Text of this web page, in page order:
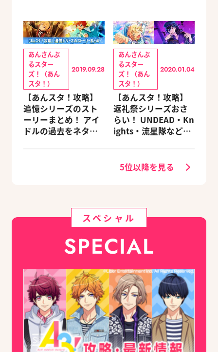
あんさんぶ
るスター
ズ！（あん
スタ！）
2019.09.28
【あんスタ！攻略】
追憶シリーズのスト
ーリーまとめ！ アイ
ドルの過去をネタバ
あんさんぶ
るスター
ズ！（あん
スタ！）
2020.01.04
【あんスタ！攻略】
返礼祭シリーズおさ
らい！ UNDEAD・Kn
ights・流星隊など、
5位以降を見る
スペシャル
SPECIAL